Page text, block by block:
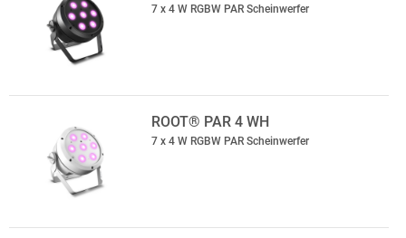
7 x 4 W RGBW PAR Scheinwerfer
ROOT® PAR 4 WH
7 x 4 W RGBW PAR Scheinwerfer